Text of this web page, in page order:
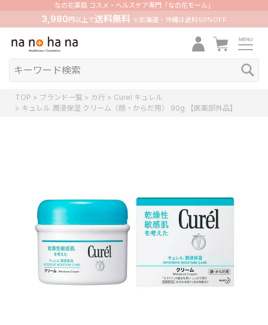
なの花薬局 コスメ・ヘルスケア専門「なの花モール」
3,980 円以上で送料無料※北海道・沖縄は送料50%OFF
TOP ブランド一覧 カ行
Curel キュレル
キュレル 潤浸保湿 クリーム（顔・からだ用） 90g 【医薬部外品】